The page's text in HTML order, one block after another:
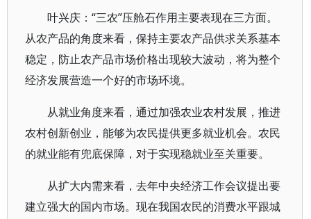
叶兴庆：“三农”压舱石作用主要表现在三方面。
从农产品的角度来看，保持主要农产品供求关系基本
稳定，防止农产品市场价格出现较大波动，将为整个
经济发展营造一个好的市场环境。
从就业角度来看，通过加强农业农村发展，推进
农村创新创业，能够为农民提供更多就业机会。农民
的就业能有兜底保障，对于实现稳就业至关重要。
从扩大内需来看，去年中央经济工作会议提出要
建立强大的国内市场。现在我国农民的消费水平跟城